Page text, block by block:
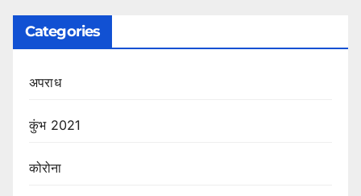
Categories
अपराध
कुंभ 2021
कोरोना